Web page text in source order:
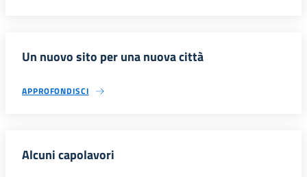
Un nuovo sito per una nuova città
APPROFONDISCI
Alcuni capolavori